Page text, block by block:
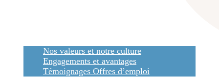
Nos valeurs et notre culture
Engagements et avantages
Témoignages Offres d’emploi